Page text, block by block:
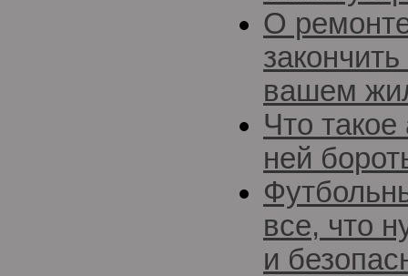
О
вашем
Что
ней
все, что
и